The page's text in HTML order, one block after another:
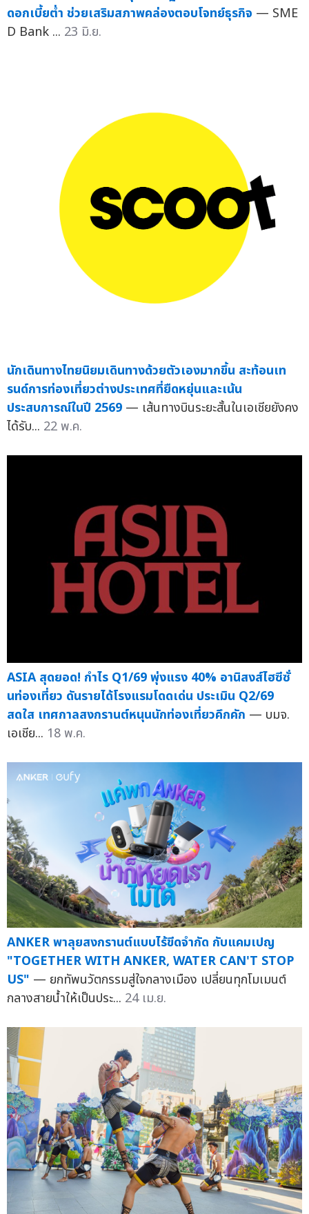
ดอกเบี้ยต่ำ ช่วยเสริมสภาพคล่องตอบโจทย์ธุรกิจ — SME
D Bank ... 23 มิ.ย.
นักเดินทางไทยนิยมเดินทางด้วยตัวเองมากขึ้น สะท้อนเท
รนด์การท่องเที่ยวต่างประเทศที่ยืดหยุ่นและเน้น
ประสบการณ์ในปี 2569 — เส้นทางบินระยะสั้นในเอเชียยังคง
ได้รับ... 22 พ.ค.
ASIA สุดยอด! กำไร Q1/69 พุ่งแรง 40% อานิสงส์ไฮซีซั่
นท่องเที่ยว ดันรายได้โรงแรมโดดเด่น ประเมิน Q2/69
สดใส เทศกาลสงกรานต์หนุนนักท่องเที่ยวคึกคัก — บมจ.
เอเชีย... 18 พ.ค.
ANKER พาลุยสงกรานต์แบบไร้ขีดจำกัด กับแคมเปญ
"TOGETHER WITH ANKER, WATER CAN'T STOP
US" — ยกทัพนวัตกรรมสู่ใจกลางเมือง เปลี่ยนทุกโมเมนต์
กลางสายน้ำให้เป็นประ... 24 เม.ย.